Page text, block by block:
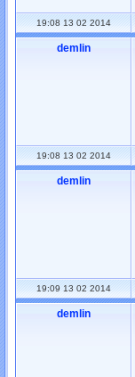
19:08 13 02 2014
demlin
19:08 13 02 2014
demlin
19:09 13 02 2014
demlin